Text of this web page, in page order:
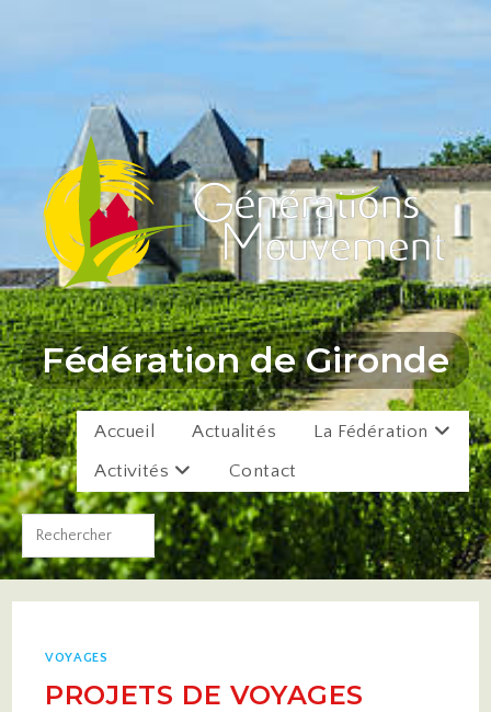
Fédération de Gironde
Accueil Actualités
La Fédération
Activités
Contact
VOYAGES
PROJETS DE VOYAGES